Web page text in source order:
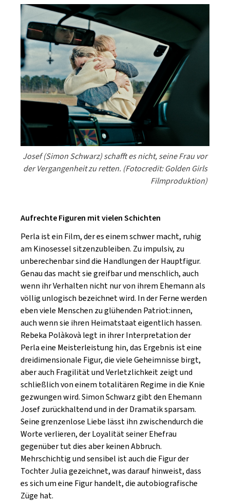
Josef (Simon Schwarz) schafft es nicht, seine Frau vor
der Vergangenheit zu retten. (Fotocredit: Golden Girls
Filmproduktion)
Aufrechte Figuren mit vielen Schichten
Perla ist ein Film, der es einem schwer macht, ruhig
am Kinosessel sitzenzubleiben. Zu impulsiv, zu
unberechenbar sind die Handlungen der Hauptfigur.
Genau das macht sie greifbar und menschlich, auch
wenn ihr Verhalten nicht nur von ihrem Ehemann als
völlig unlogisch bezeichnet wird. In der Ferne werden
eben viele Menschen zu glühenden Patriot:innen,
auch wenn sie ihren Heimatstaat eigentlich hassen.
Rebeka Polàkovà legt in ihrer Interpretation der
Perla eine Meisterleistung hin, das Ergebnis ist eine
dreidimensionale Figur, die viele Geheimnisse birgt,
aber auch Fragilität und Verletzlichkeit zeigt und
schließlich von einem totalitären Regime in die Knie
gezwungen wird. Simon Schwarz gibt den Ehemann
Josef zurückhaltend und in der Dramatik sparsam.
Seine grenzenlose Liebe lässt ihn zwischendurch die
Worte verlieren, der Loyalität seiner Ehefrau
gegenüber tut dies aber keinen Abbruch.
Mehrschichtig und sensibel ist auch die Figur der
Tochter Julia gezeichnet, was darauf hinweist, dass
es sich um eine Figur handelt, die autobiografische
Züge hat.